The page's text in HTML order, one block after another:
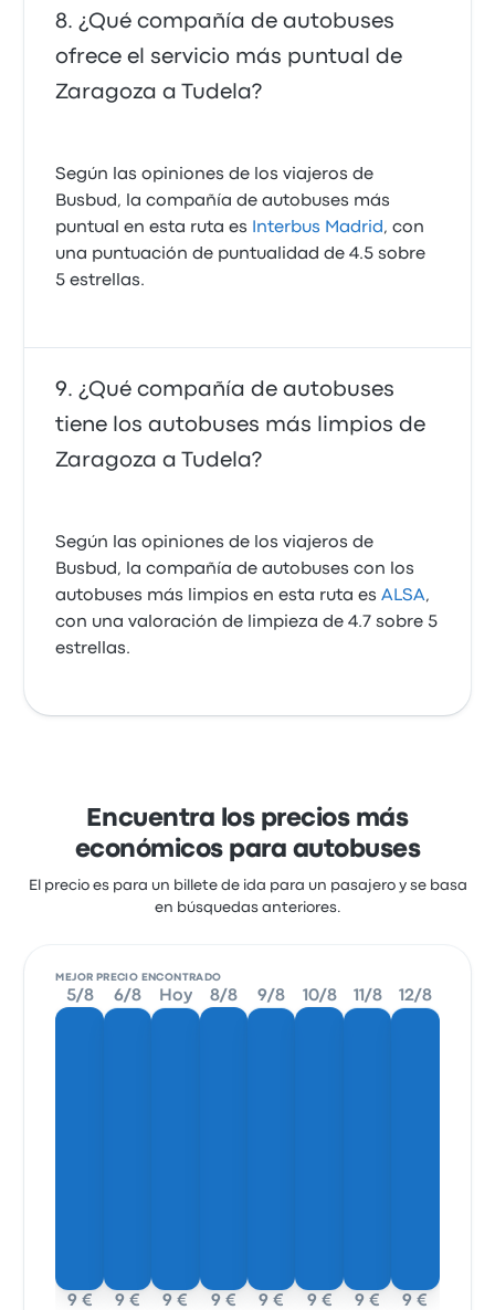
¿Qué compañía de autobuses
ofrece el servicio más puntual de
Zaragoza a Tudela?
Según las opiniones de los viajeros de
Busbud, la compañía de autobuses más
puntual en esta ruta es
Interbus Madrid , con
una puntuación de puntualidad de 4.5 sobre
5 estrellas.
¿Qué compañía de autobuses
tiene los autobuses más limpios de
Zaragoza a Tudela?
Según las opiniones de los viajeros de
Busbud, la compañía de autobuses con los
autobuses más limpios en esta ruta esALSA,
con una valoración de limpieza de 4.7 sobre 5
estrellas.
Encuentra los precios más
económicos para autobuses
El precio es para un billete de ida para un pasajero y se basa
en búsquedas anteriores.
MEJOR PRECIO ENCONTRADO
5/8
9 €
6/8
9 €
Hoy
9 €
8/8
9 €
9/8
9 €
10/8
9 €
11/8
9 €
12/8
9 €